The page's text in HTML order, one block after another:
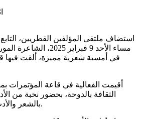
استضاف ملتقى المؤلفين القطريين، التابع
مساء الأحد 9 فبراير
في أمسية شعرية مميزة، ألقت فيها
أقيمت الفعالية في قاعة المؤتمرات
الثقافة بالدوحة، بحضور نخبة من
بالشعر والأدب من مختلف الجنسيات.